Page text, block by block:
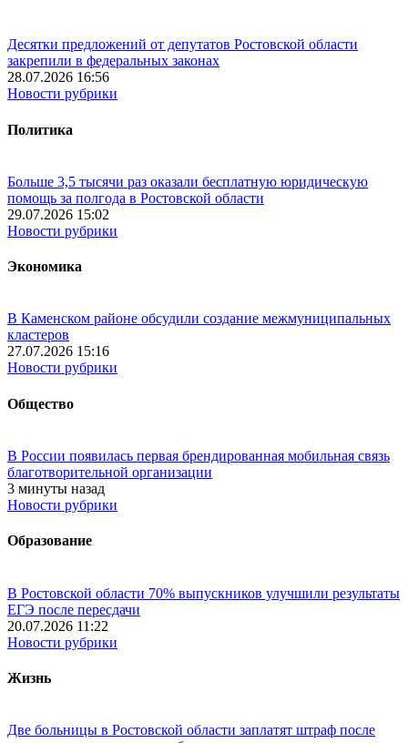
Десятки предложений от депутатов Ростовской области
закрепили в федеральных законах
28.07.2026 16:56
Новости рубрики
Политика
Больше 3,5 тысячи раз оказали бесплатную юридическую
помощь за полгода в Ростовской области
29.07.2026 15:02
Новости рубрики
Экономика
В Каменском районе обсудили создание межмуниципальных
кластеров
27.07.2026 15:16
Новости рубрики
Общество
В России появилась первая брендированная мобильная связь
благотворительной организации
3 минуты назад
Новости рубрики
Образование
В Ростовской области 70% выпускников улучшили результаты
ЕГЭ после пересдачи
20.07.2026 11:22
Новости рубрики
Жизнь
Две больницы в Ростовской области заплатят штраф после